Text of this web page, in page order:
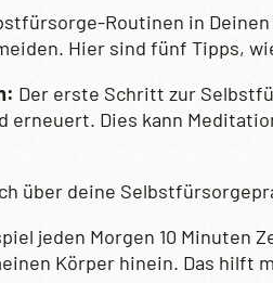
Routinen in
Hier sind fünf Tipps,
Der erste Schritt zur
Dies kann
über deine
jeden Morgen 10
Körper hinein. Das hilft